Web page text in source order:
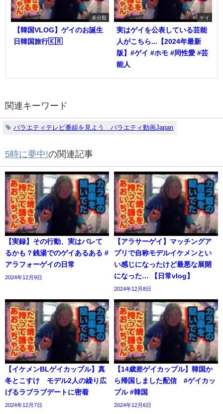
未分類
【韓国VLOG】ゲイのお誕生
日韓国旅行🇰🇷
ゲイ
実はゲイを公表している芸能
人がこちら...【2024年最新
版】#ゲイ #ホモ #同性愛 #芸
能人
関連キーワード
バラエティテレビ番組を見よう バラエティ動画Japan
5時に夢中!の関連記事
【実録】その行動、実はバレて
るかも？銭湯でのゲイあるある #
アラフォーゲイの日常
2024年12月9日
【アラサーゲイ】マッチングア
プリで自称モデルイケメンとい
い感じになったけど最悪な展開
になった… 【日常vlog】
2024年12月8日
【イケメンBLゲイカップル】真
冬とこすけ モデル2人の繰り広
げるラブラブデートに密着
2024年12月7日
【14歳差ゲイカップル】韓国か
ら帰国しました配信 #ゲイカッ
プル #韓国
2024年12月6日